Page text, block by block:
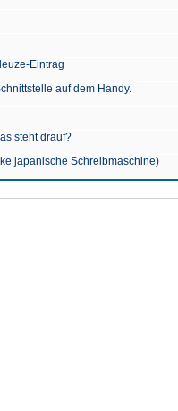
Eintrag
auf dem Handy.
steht drauf?
japanische Schreibmaschine)